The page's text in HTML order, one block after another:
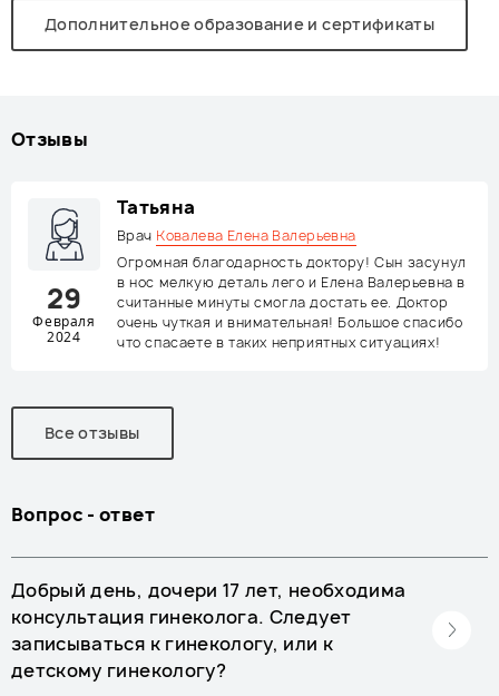
Дополнительное образование и сертификаты
Отзывы
29
Февраля
2024
Татьяна
Врач Ковалева Елена Валерьевна
Огромная благодарность доктору! Сын засунул
в нос мелкую деталь лего и Елена Валерьевна в
считанные минуты смогла достать ее. Доктор
очень чуткая и внимательная! Большое спасибо
что спасаете в таких неприятных ситуациях!
Все отзывы
Вопрос - ответ
Добрый день, дочери 17 лет, необходима
консультация гинеколога. Следует
записываться к гинекологу, или к
детскому гинекологу?